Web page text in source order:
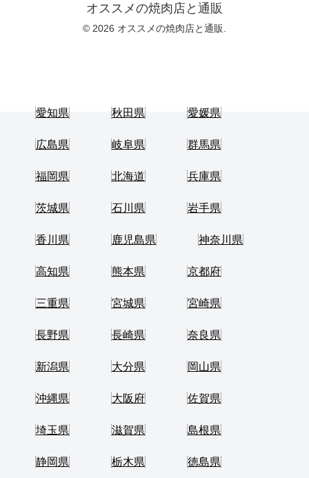
オススメの焼肉店と通販
© 2026 オススメの焼肉店と通販.
愛知県 秋田県 愛媛県
広島県 岐阜県 群馬県
福岡県 北海道 兵庫県
茨城県 石川県 岩手県
香川県 鹿児島県 神奈川県
高知県 熊本県 京都府
三重県 宮城県 宮崎県
長野県 長崎県 奈良県
新潟県 大分県 岡山県
沖縄県 大阪府 佐賀県
埼玉県 滋賀県 島根県
静岡県 栃木県 徳島県